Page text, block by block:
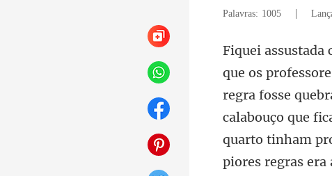
Palavras: 1005 |
calabouço que
quarto tinham
pio